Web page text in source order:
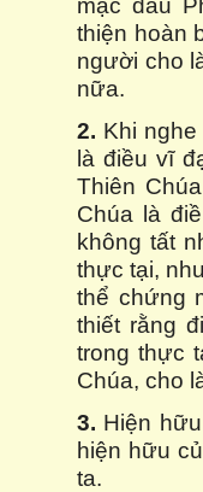
thiện hoàn
người cho
nữa.
2. Khi
là điều vĩ
Thiên
Chúa là
không tất
thực tại,
thể chứng
thiết rằng
trong thực
Chúa, cho
3. Hiện
hiện hữu
ta.